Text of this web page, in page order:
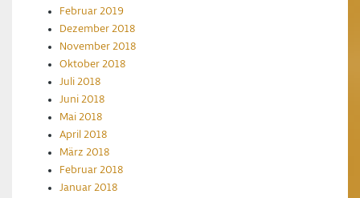
Februar 2019
Dezember 2018
November 2018
Oktober 2018
Juli 2018
Juni 2018
Mai 2018
April 2018
März 2018
Februar 2018
Januar 2018